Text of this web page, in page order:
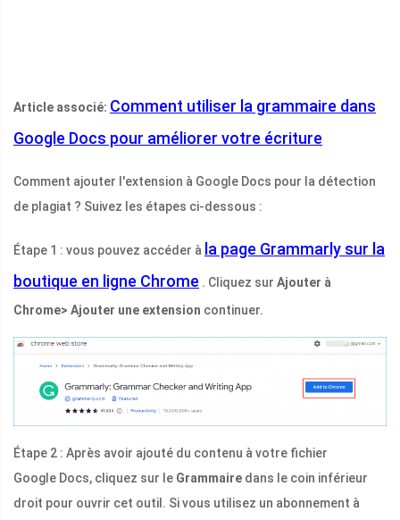
Article associé: Comment utiliser la grammaire dans
Google Docs pour améliorer votre écriture
Comment ajouter l'extension à Google Docs pour la détection
de plagiat ? Suivez les étapes ci-dessous :
Étape 1 : vous pouvez accéder à la page Grammarly sur la
boutique en ligne Chrome . Cliquez sur Ajouter à
Chrome> Ajouter une extension continuer.
Étape 2 : Après avoir ajouté du contenu à votre fichier
Google Docs, cliquez sur le Grammaire dans le coin inférieur
droit pour ouvrir cet outil. Si vous utilisez un abonnement à